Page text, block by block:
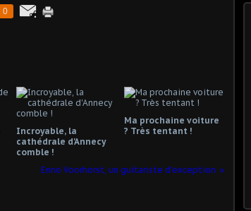
0
Incroyable, la
cathédrale d'Annecy
comble !
Ma prochaine voiture
? Très tentant !
Enno Voorhorst, un guitariste d'exception